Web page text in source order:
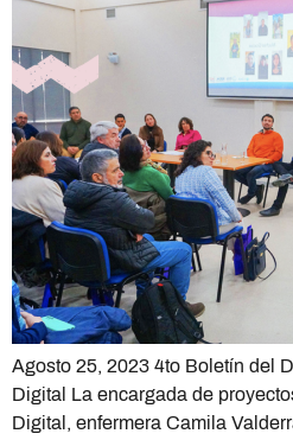
Agosto 25, 2023 4to Boletín del
Digital La encargada de
Digital, enfermera Camila